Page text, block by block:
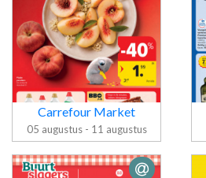
Folder
Carrefour Market
05 augustus - 11 augustus